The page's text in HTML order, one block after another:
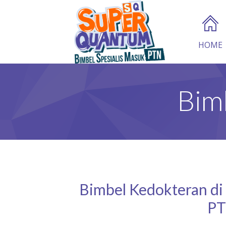
HOME
Bimbel Kedokteran